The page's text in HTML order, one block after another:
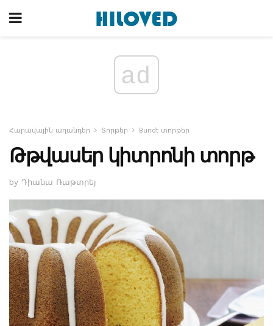
ad
Հարավային աղանդեր Տորթեր Bundt տորթեր
Թթվասեր կիտրոնի տորթ
by Դիանա Ռաթտրեյ